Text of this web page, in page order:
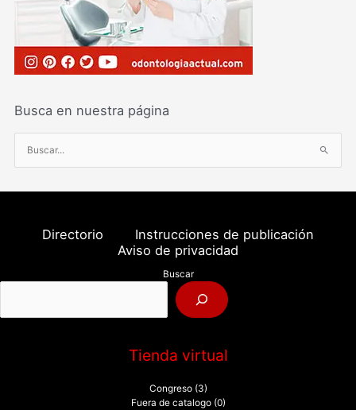
Busca en nuestra página
u
s
o
:
Directorio
Instrucciones de publicación
Aviso de privacidad
Buscar
Tienda virtual
Congreso (3)
Fuera de catalogo (0)